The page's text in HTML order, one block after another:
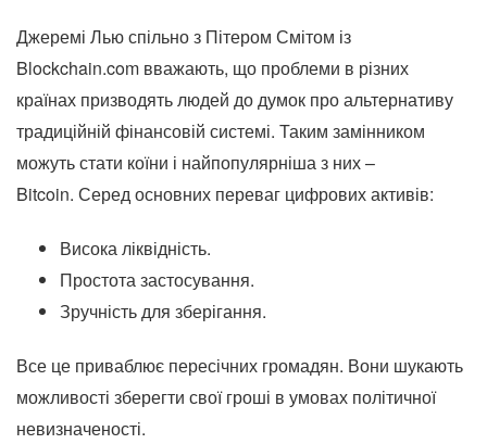
Джеремі Лью спільно з Пітером Смітом із
Blockchain.com вважають, що проблеми в різних
країнах призводять людей до думок про альтернативу
традиційній фінансовій системі. Таким замінником
можуть стати коїни і найпопулярніша з них –
Bitcoin. Серед основних переваг цифрових активів:
Висока ліквідність.
Простота застосування.
Зручність для зберігання.
Все це приваблює пересічних громадян. Вони шукають
можливості зберегти свої гроші в умовах політичної
невизначеності.